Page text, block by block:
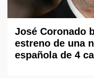
José Coronado
estreno de una
española de 4